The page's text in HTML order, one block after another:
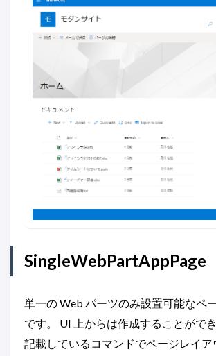
SingleWebPartAppPage
単一の Web パーツのみ設置可能なペ
です。 UI 上からは作成することがで
記載しているコマンドでページレイ